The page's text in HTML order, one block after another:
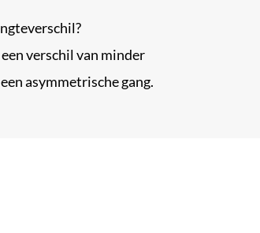
verschil van minder
asymmetrische gang.